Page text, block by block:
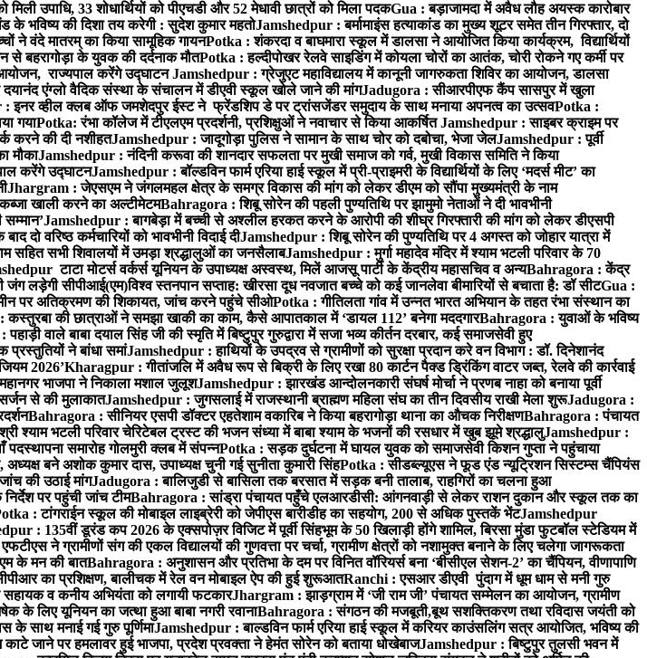
उपाधि, 33 शोधार्थियों को पीएचडी और 52 मेधावी छात्रों को मिला पदकGua : बड़ाजामदा में अवैध लौह अयस्क कारोबार
के भविष्य की दिशा तय करेगी : सुदेश कुमार महतोJamshedpur : बर्मामाइंस हत्याकांड का मुख्य शूटर समेत तीन गिरफ्तार, दो
ने वंदे मातरम् का किया सामूहिक गायनPotka : शंकरदा व बाघमारा स्कूल में डालसा ने आयोजित किया कार्यक्रम, विद्यार्थियों
बहरागोड़ा के युवक की दर्दनाक मौतPotka : हल्दीपोखर रेलवे साइडिंग में कोयला चोरों का आतंक, चोरी रोकने गए कर्मी पर
राज्यपाल करेंगे उद्घाटनJamshedpur : ग्रेजुएट महाविद्यालय में कानूनी जागरुकता शिविर का आयोजन, डालसा
एंग्लो वैदिक संस्था के संचालन में डीएवी स्कूल खोले जाने की मांगJadugora : सीआरपीएफ कैंप सासपुर में खुला
इनर व्हील क्लब ऑफ जमशेदपुर ईस्ट ने फ्रेंडशिप डे पर ट्रांसजेंडर समुदाय के साथ मनाया अपनत्व का उत्सवPotka :
गयाPotka: रंभा कॉलेज में टीएलएम प्रदर्शनी, प्रशिक्षुओं ने नवाचार से किया आकर्षितJamshedpur : साइबर क्राइम पर
करने की दी नशीहतJamshedpur : जादूगोड़ा पुलिस ने सामान के साथ चोर को दबोचा, भेजा जेलJamshedpur : पूर्वी
मौकाJamshedpur : नंदिनी करूवा की शानदार सफलता पर मुखी समाज को गर्व, मुखी विकास समिति ने किया
करेंगे उद्घाटनJamshedpur : बॉल्डविन फार्म एरिया हाई स्कूल में प्री-प्राइमरी के विद्यार्थियों के लिए ‘मदर्स मीट’ का
Jhargram : जेएसएम ने जंगलमहल क्षेत्र के समग्र विकास की मांग को लेकर डीएम को सौंपा मुख्यमंत्री के नाम
खाली करने का अल्टीमेटमBahragora : शिबू सोरेन की पहली पुण्यतिथि पर झामुमो नेताओं ने दी भावभीनी
Jamshedpur : बागबेड़ा में बच्ची से अश्लील हरकत करने के आरोपी की शीघ्र गिरफ्तारी की मांग को लेकर डीएसपी
दो वरिष्ठ कर्मचारियों को भावभीनी विदाई दीJamshedpur : शिबू सोरेन की पुण्यतिथि पर 4 अगस्त को जोहार यात्रा में
सहित सभी शिवालयों में उमड़ा श्रद्धालुओं का जनसैलाबJamshedpur : मुर्गा महादेव मंदिर में श्याम भटली परिवार के 70
टाटा मोटर्स वर्कर्स यूनियन के उपाध्यक्ष अस्वस्थ, मिलें आजसू पार्टी के केंद्रीय महासचिव व अन्यBahragora : केंद्र
जंग लड़ेगी सीपीआई(एम)विश्व स्तनपान सप्ताह: खीरसा दूध नवजात बच्चे को कई जानलेवा बीमारियों से बचाता है: डॉ सीटGua :
पर अतिक्रमण की शिकायत, जांच करने पहुंचे सीओPotka : गीतिलता गांव में उन्नत भारत अभियान के तहत रंभा संस्थान का
की छात्राओं ने समझा खाकी का काम, कैसे आपातकाल में ‘डायल 112’ बनेगा मददगारBahragora : युवाओं के भविष्य
वाले बाबा दयाल सिंह जी की स्मृति में बिष्टुपुर गुरुद्वारा में सजा भव्य कीर्तन दरबार, कई समाजसेवी हुए
ने बांधा समांJamshedpur : हाथियों के उपद्रव से ग्रामीणों को सुरक्षा प्रदान करे वन विभाग : डॉ. दिनेशानंद
2026’Kharagpur : गीतांजलि में अवैध रूप से बिक्री के लिए रखा 80 कार्टन पैक्ड ड्रिंकिंग वाटर जब्त, रेलवे की कार्रवाई
भाजपा ने निकाला मशाल जुलूशJamshedpur : झारखंड आन्दोलनकारी संघर्ष मोर्चा ने प्रणब नाहा को बनाया पूर्वी
से की मुलाकातJamshedpur : जुगसलाई में राजस्थानी ब्राह्मण महिला संघ का तीन दिवसीय राखी मेला शुरूJadugora :
Bahragora : सीनियर एसपी डॉक्टर एहतेशाम वकारिब ने किया बहरागोड़ा थाना का औचक निरीक्षणBahragora : पंचायत
श्याम भटली परिवार चेरिटेबल ट्रस्ट की भजन संध्या में बाबा श्याम के भजनों की रसधार में खुब झूमे श्रद्धालुJamshedpur :
समारोह गोलमुरी क्लब में संपन्नPotka : सड़क दुर्घटना में घायल युवक को समाजसेवी किशन गुप्ता ने पहुंचाया
बने अशोक कुमार दास, उपाध्यक्ष चुनी गई सुनीता कुमारी सिंहPotka : सीडब्ल्यूएस ने फूड एंड न्यूट्रिशन सिस्टम्स चैंपियंस
की उठाई मांगJadugora : बालिजुडी से बासिला तक बरसात में सड़क बनी तालाब, राहगिरों का चलना हुआ
पर पहुंची जांच टीमBahragora : सांड्रा पंचायत पहुँचे एलआरडीसी: आंगनवाड़ी से लेकर राशन दुकान और स्कूल तक का
: टांगराईन स्कूल की मोबाइल लाइब्रेरी को जेपीएस बारीडीह का सहयोग, 200 से अधिक पुस्तकें भेंटJamshedpur
: 135वीं डूरंड कप 2026 के एक्सपोज़र विजिट में पूर्वी सिंहभूम के 50 खिलाड़ी होंगे शामिल, बिरसा मुंडा फुटबॉल स्टेडियम में
ने ग्रामीणों संग की एकल विद्यालयों की गुणवत्ता पर चर्चा, ग्रामीण क्षेत्रों को नशामुक्त बनाने के लिए चलेगा जागरूकता
के मन की बातBahragora : अनुशासन और प्रतिभा के दम पर विनित वॉरियर्स बना ‘बीसीएल सेशन-2’ का चैंपियन, वीणापाणि
का प्रशिक्षण, बालीचक में रेल वन मोबाइल ऐप की हुई शुरूआतRanchi : एसआर डीएवी पुंदाग में धूम धाम से मनी गुरु
सहायक व कनीय अभियंता को लगायी फटकारJhargram : झाड़ग्राम में ‘जी राम जी’ पंचायत सम्मेलन का आयोजन, ग्रामीण
के लिए यूनियन का जत्था हुआ बाबा नगरी रवानाBahragora : संगठन की मजबूती,बूथ सशक्तिकरण तथा रविदास जयंती को
के साथ मनाई गई गुरु पूर्णिमाJamshedpur : बाल्डविन फार्म एरिया हाई स्कूल में करियर काउंसलिंग सत्र आयोजित, भविष्य की
जाने पर हमलावर हुई भाजपा, प्रदेश प्रवक्ता ने हेमंत सोरेन को बताया धोखेबाजJamshedpur : बिष्टुपुर तुलसी भवन में